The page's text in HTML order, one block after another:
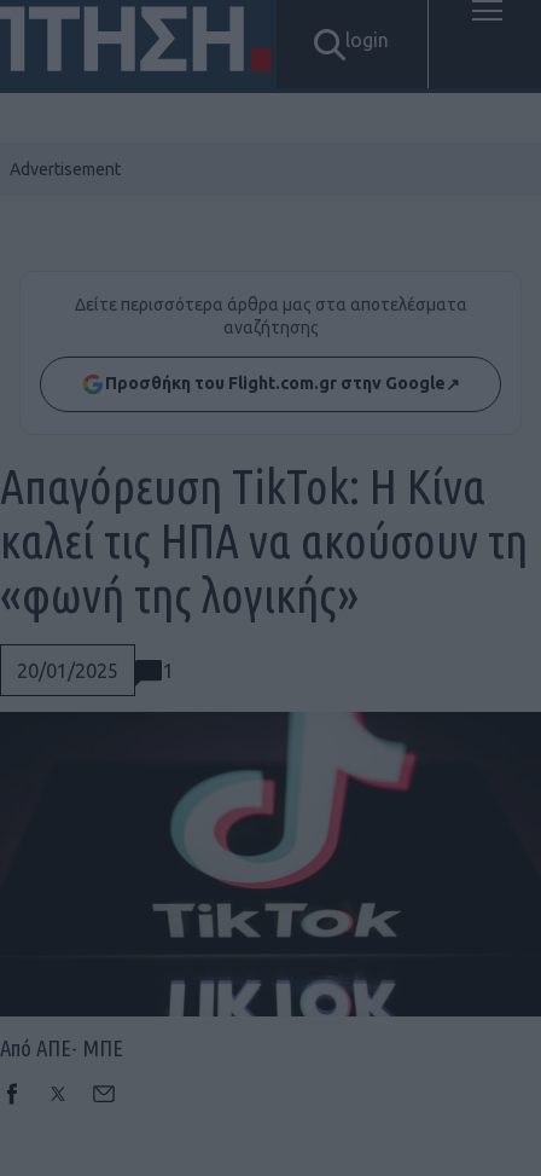
login
Δείτε περισσότερα άρθρα μας στα αποτελέσματα
αναζήτησης
Προσθήκη του Flight.com.gr στην Google↗
20/01/2025 1
Απαγόρευση TikTok: Η Κίνα
καλεί τις ΗΠΑ να ακούσουν τη
«φωνή της λογικής»
Από ΑΠΕ- ΜΠΕ